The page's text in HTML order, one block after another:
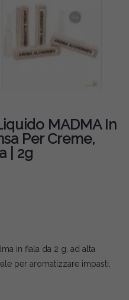
MADMA In
Per Creme,
| 2g
in fiala da 2 g, ad alta
per aromatizzare impasti,